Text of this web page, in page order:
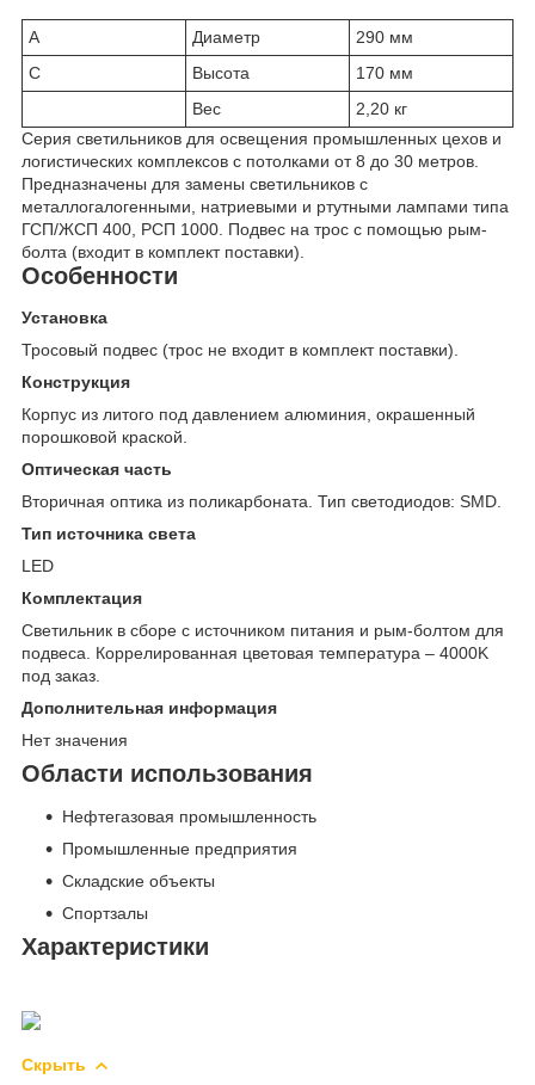
A Диаметр
290 мм
C
Высота
170 мм
Вес
2,20 кг
Серия светильников для освещения промышленных цехов и
логистических комплексов с потолками от 8 до 30 метров.
Предназначены для замены светильников с
металлогалогенными, натриевыми и ртутными лампами типа
ГСП/ЖСП 400, РСП 1000. Подвес на трос с помощью рым-
болта (входит в комплект поставки).
Особенности
Установка
Тросовый подвес (трос не входит в комплект поставки).
Конструкция
Корпус из литого под давлением алюминия, окрашенный
порошковой краской.
Оптическая часть
Вторичная оптика из поликарбоната. Тип светодиодов: SMD.
Тип источника света
LED
Комплектация
Светильник в сборе с источником питания и рым-болтом для
подвеса. Коррелированная цветовая температура – 4000K
под заказ.
Дополнительная информация
Нет значения
Области использования
Нефтегазовая промышленность
Промышленные предприятия
Складские объекты
Спортзалы
Характеристики
Скрыть